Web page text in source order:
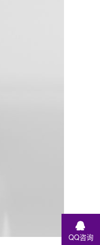
QQ咨询